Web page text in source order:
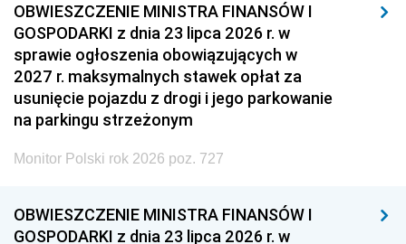
OBWIESZCZENIE MINISTRA FINANSÓW I
GOSPODARKI z dnia 23 lipca 2026 r. w
sprawie ogłoszenia obowiązujących w
2027 r. maksymalnych stawek opłat za
usunięcie pojazdu z drogi i jego parkowanie
na parkingu strzeżonym
Monitor Polski rok 2026 poz. 727
OBWIESZCZENIE MINISTRA FINANSÓW I
GOSPODARKI z dnia 23 lipca 2026 r. w